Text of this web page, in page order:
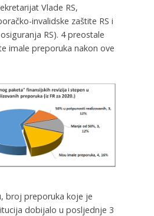
Vlade RS,
invalidske zaštite RS i
RS). 4 preostale
imale preporuka nakon ove
broj preporuka koje je
dobijalo u posljednje 3